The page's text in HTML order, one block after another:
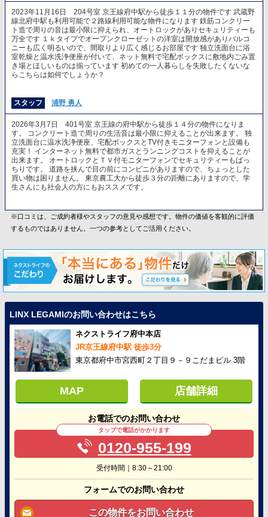
2023年11月16日 204号室 京王線府中駅から徒歩１１分の物件です 武蔵野
線北府中駅も利用可能で２路線利用可能な物件になります 鉄筋コンクリー
ト造で周りの音は最小限に抑えられ、オートロックがありセキュリティーも
万全です １ｋタイプでオープンクローゼットの洋室は開放感がありバルコ
ニーも広く明るいので、間取りより広く感じるお部屋です 独立洗面台に浴
室乾燥と温水洗浄便座が付いて、ネット無料で宅配ボックスに敷地内ごみ置
き場とほしいものは揃っています 初めての一人暮らしを失敗したくないな
らこちらは如何でしょうか？
スタッフ 浦野 勇人
2026年3月7日 401号室 京王線の府中駅から徒歩１４分の物件になりま
す。 コンクリート造で周りの生活音は最小限に抑えることが出来ます。 独
立洗面台に温水洗浄便座、宅配ボックスとTV付きモニターフォンと設備も
充実！ インターネット無料で都市ガスとランニングコストを抑えることが
出来ます。 オートロックとＴＶ付モニターフォンでセキュリティーもばっ
ちりです。 道路を挟んで目の前にコンビニがありますので、ちょっとした
買い物は困りません。 東京農工大から徒歩３分の距離にありますので、学
生さんにも社会人の方にもおススメです。
※口コミは、ご成約者様やスタッフの意見や感想です。物件の価値を客観的に評価
するものではありません。一つの参考としてご活用ください。
LINX LEGAMIのお問い合わせはこちら
ネクストライフ府中本店
JR京王線府中駅 徒歩3分
東京都府中市宮西町２丁目９－９こだまビル 3階
MAP 店舗詳細
お電話でのお問い合わせ
タップで電話がかかります
0120-955-199
受付時間｜8:30～21:00
フォームでのお問い合わせ
この物件をお問い合わせ